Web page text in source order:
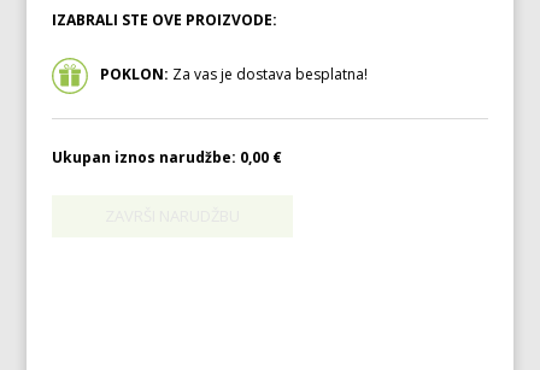
IZABRALI STE OVE PROIZVODE:
POKLON: Za vas je dostava besplatna!
Ukupan iznos narudžbe: 0,00 €